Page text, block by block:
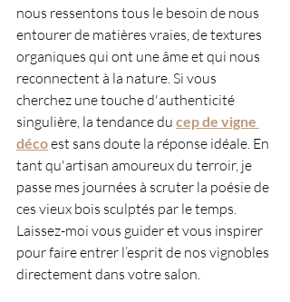
nous ressentons tous le besoin de nous
entourer de matières vraies, de textures
organiques qui ont une âme et qui nous
reconnectent à la nature. Si vous
cherchez une touche d'authenticité
singulière, la tendance du cep de vigne
déco est sans doute la réponse idéale. En
tant qu'artisan amoureux du terroir, je
passe mes journées à scruter la poésie de
ces vieux bois sculptés par le temps.
Laissez-moi vous guider et vous inspirer
pour faire entrer l’esprit de nos vignobles
directement dans votre salon.